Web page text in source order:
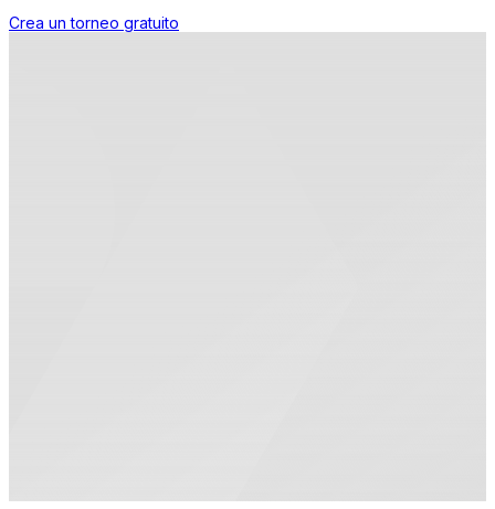
Crea un torneo gratuito